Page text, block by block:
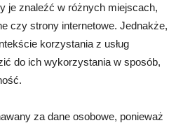
je znaleźć w różnych miejscach,
czy strony internetowe. Jednakże,
korzystania z usług
do ich wykorzystania w sposób,
za dane osobowe, ponieważ